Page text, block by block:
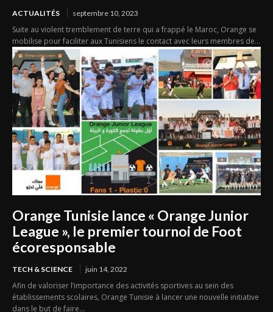
ACTUALITÉS septembre 10, 2023
Suite au violent tremblement de terre qui a frappé le Maroc, Orange se
mobilise pour faciliter aux Tunisiens le contact avec leurs membres de...
Orange Tunisie lance « Orange Junior
League », le premier tournoi de Foot
écoresponsable
TECH & SCIENCE juin 14, 2022
Afin de valoriser l’importance des activités sportives au sein des
établissements scolaires, Orange Tunisie à lancer une nouvelle initiative
dans le but de faire...